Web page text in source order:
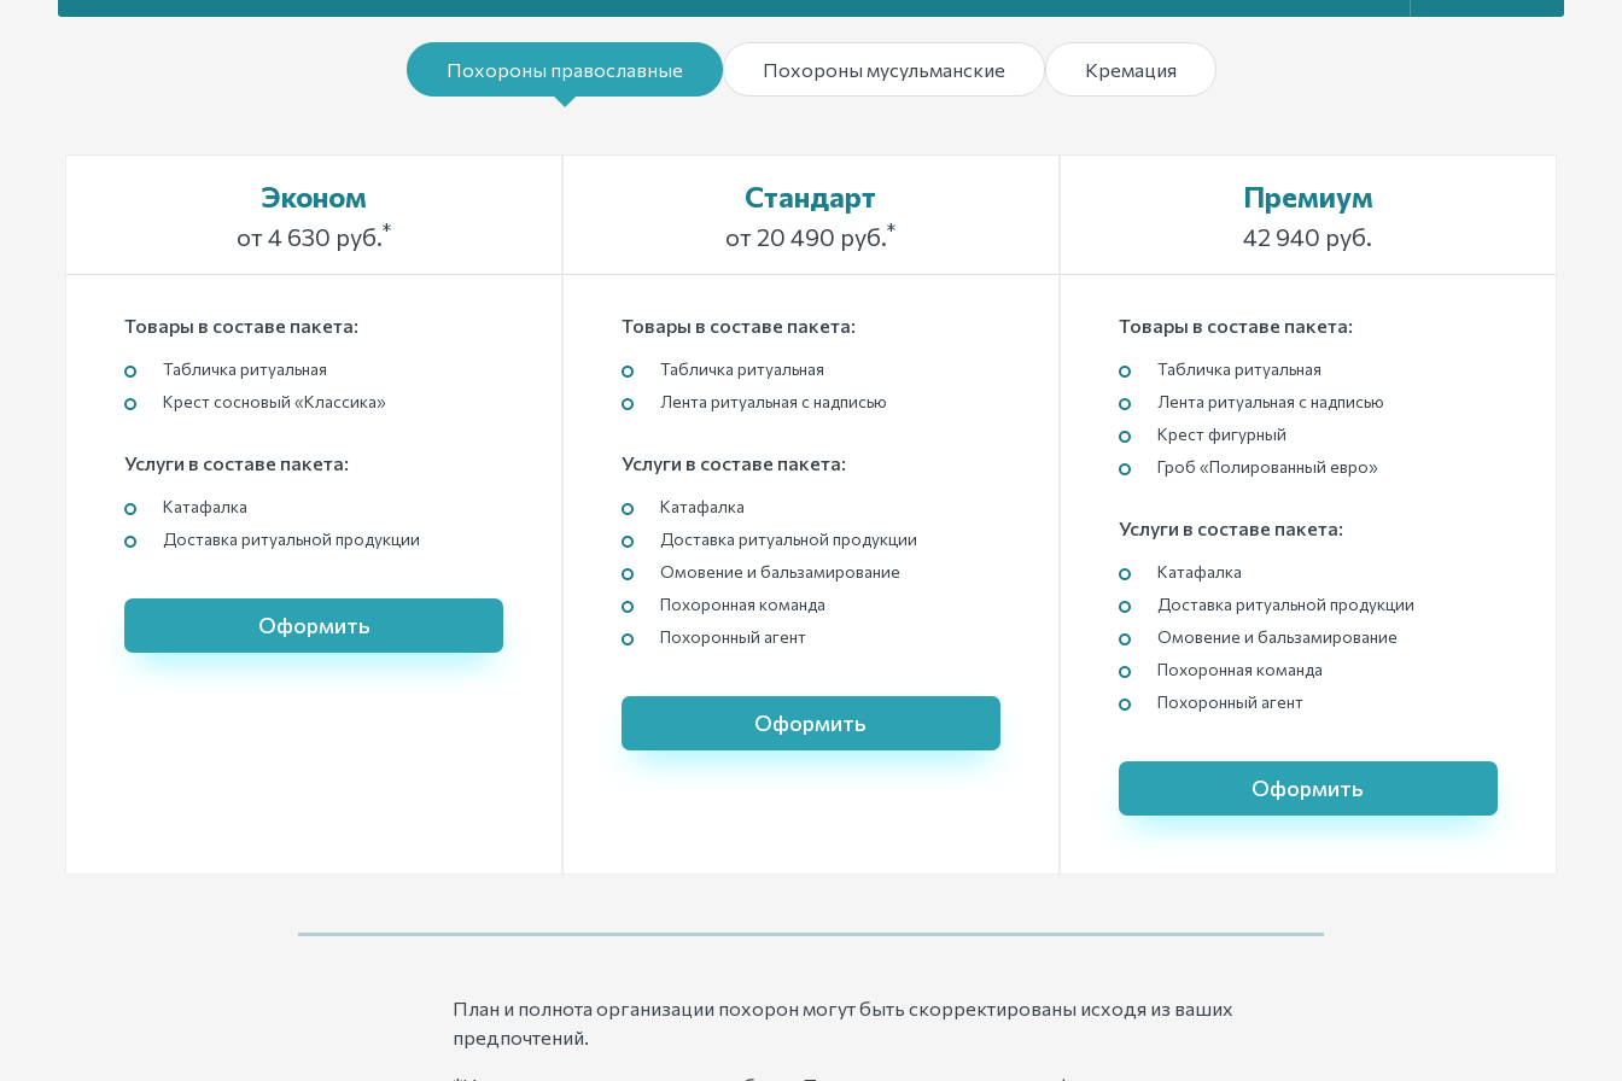
Похороны православные Похороны мусульманские Кремация
Эконом
от 4 630 руб.*
Товары в составе пакета:
Табличка ритуальная
Крест сосновый «Классика»
Услуги в составе пакета:
Катафалка
Доставка ритуальной продукции
Оформить
Стандарт
от 20 490 руб.*
Товары в составе пакета:
Табличка ритуальная
Лента ритуальная с надписью
Услуги в составе пакета:
Катафалка
Доставка ритуальной продукции
Омовение и бальзамирование
Похоронная команда
Похоронный агент
Оформить
Премиум
42 940 руб.
Товары в составе пакета:
Табличка ритуальная
Лента ритуальная с надписью
Крест фигурный
Гроб «Полированный евро»
Услуги в составе пакета:
Катафалка
Доставка ритуальной продукции
Омовение и бальзамирование
Похоронная команда
Похоронный агент
Оформить
План и полнота организации похорон могут быть скорректированы исходя из ваших
предпочтений.